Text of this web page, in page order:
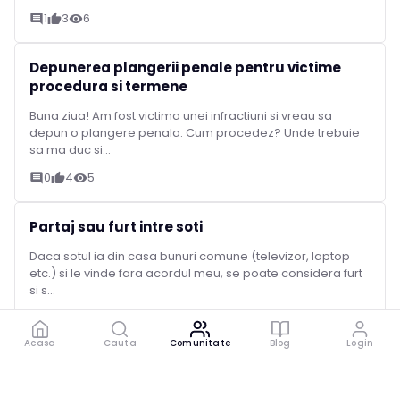
comment 1thumb_up3visibility6
Depunerea plangerii penale pentru victime
procedura si termene
Buna ziua! Am fost victima unei infractiuni si vreau sa
depun o plangere penala. Cum procedez? Unde trebuie
sa ma duc si...
comment 0thumb_up4visibility5
Partaj sau furt intre soti
Daca sotul ia din casa bunuri comune (televizor, laptop
etc.) si le vinde fara acordul meu, se poate considera furt
si s...
comment
Acasa Cauta Comunitate Blog Login